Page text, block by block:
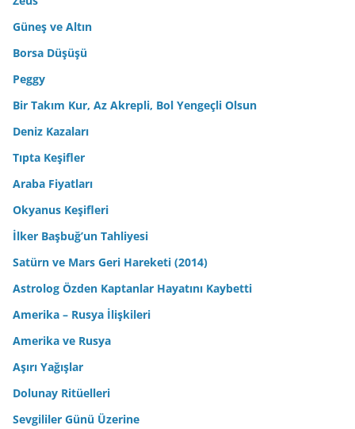
Güneş ve Altın
Borsa Düşüşü
Peggy
Bir Takım Kur, Az Akrepli, Bol Yengeçli Olsun
Deniz Kazaları
Tıpta Keşifler
Araba Fiyatları
Okyanus Keşifleri
İlker Başbuğ’un Tahliyesi
Satürn ve Mars Geri Hareketi (2014)
Astrolog Özden Kaptanlar Hayatını Kaybetti
Amerika – Rusya İlişkileri
Amerika ve Rusya
Aşırı Yağışlar
Dolunay Ritüelleri
Sevgililer Günü Üzerine